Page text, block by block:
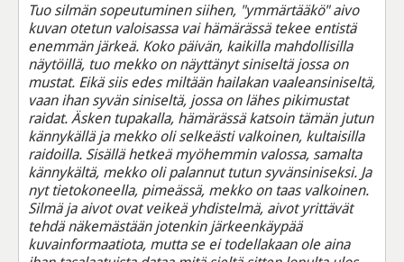
Tuo silmän sopeutuminen siihen, "ymmärtääkö" aivo
kuvan otetun valoisassa vai hämärässä tekee entistä
enemmän järkeä. Koko päivän, kaikilla mahdollisilla
näytöillä, tuo mekko on näyttänyt siniseltä jossa on
mustat. Eikä siis edes miltään hailakan vaaleansiniseltä,
vaan ihan syvän siniseltä, jossa on lähes pikimustat
raidat. Äsken tupakalla, hämärässä katsoin tämän jutun
kännykällä ja mekko oli selkeästi valkoinen, kultaisilla
raidoilla. Sisällä hetkeä myöhemmin valossa, samalta
kännykältä, mekko oli palannut tutun syvänsiniseksi. Ja
nyt tietokoneella, pimeässä, mekko on taas valkoinen.
Silmä ja aivot ovat veikeä yhdistelmä, aivot yrittävät
tehdä näkemästään jotenkin järkeenkäypää
kuvainformaatiota, mutta se ei todellakaan ole aina